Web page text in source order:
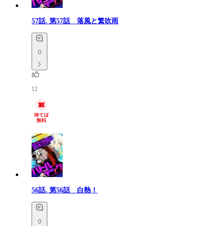
57話. 第57話 落風と繁吹雨
0
12
56話. 第56話 白熱！
0